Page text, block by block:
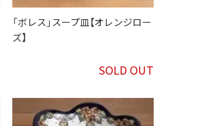
「ボレス」スープ皿【オレンジロー
ズ】
SOLD OUT